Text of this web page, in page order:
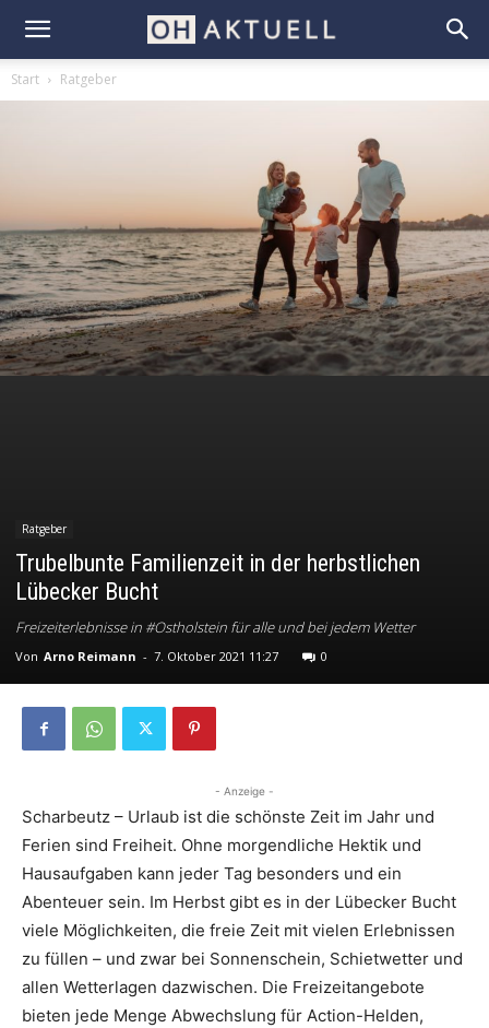
Start Ratgeber
Ratgeber
Trubelbunte Familienzeit in der herbstlichen
Lübecker Bucht
Freizeiterlebnisse in #Ostholstein für alle und bei jedem Wetter
Von Arno Reimann - 7. Oktober 2021 11:27 0
- Anzeige -
Scharbeutz – Urlaub ist die schönste Zeit im Jahr und
Ferien sind Freiheit. Ohne morgendliche Hektik und
Hausaufgaben kann jeder Tag besonders und ein
Abenteuer sein. Im Herbst gibt es in der Lübecker Bucht
viele Möglichkeiten, die freie Zeit mit vielen Erlebnissen
zu füllen – und zwar bei Sonnenschein, Schietwetter und
allen Wetterlagen dazwischen. Die Freizeitangebote
bieten jede Menge Abwechslung für Action-Helden,